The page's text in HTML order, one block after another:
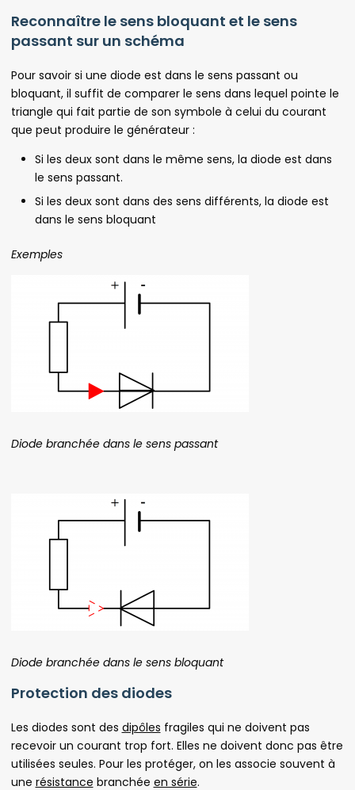
Reconnaître le sens bloquant et le sens
passant sur un schéma
Pour savoir si une diode est dans le sens passant ou
bloquant, il suffit de comparer le sens dans lequel pointe le
triangle qui fait partie de son symbole à celui du courant
que peut produire le générateur :
Si les deux sont dans le même sens, la diode est dans
le sens passant.
Si les deux sont dans des sens différents, la diode est
dans le sens bloquant
Exemples
Diode branchée dans le sens passant
Diode branchée dans le sens bloquant
Protection des diodes
Les diodes sont des dipôles fragiles qui ne doivent pas
recevoir un courant trop fort. Elles ne doivent donc pas être
utilisées seules. Pour les protéger, on les associe souvent à
une résistance branchée en série.